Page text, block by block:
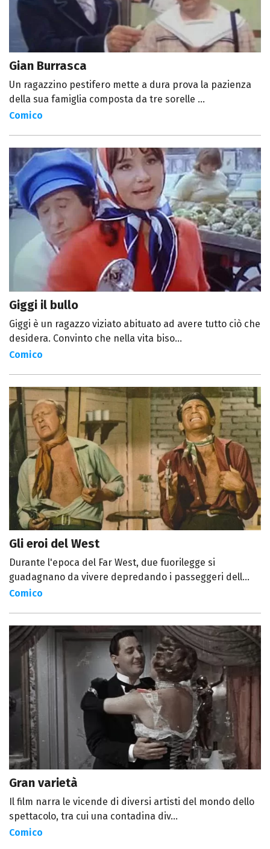
Gian Burrasca
Un ragazzino pestifero mette a dura prova la pazienza
della sua famiglia composta da tre sorelle ...
Comico
Giggi il bullo
Giggi è un ragazzo viziato abituato ad avere tutto ciò che
desidera. Convinto che nella vita biso...
Comico
Gli eroi del West
Durante l'epoca del Far West, due fuorilegge si
guadagnano da vivere depredando i passeggeri dell...
Comico
Gran varietà
Il film narra le vicende di diversi artisti del mondo dello
spettacolo, tra cui una contadina div...
Comico